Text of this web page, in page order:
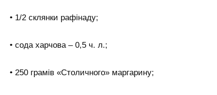
• 1/2 склянки рафінаду;
• сода харчова – 0,5 ч. л.;
• 250 грамів «Столичного» маргарину;